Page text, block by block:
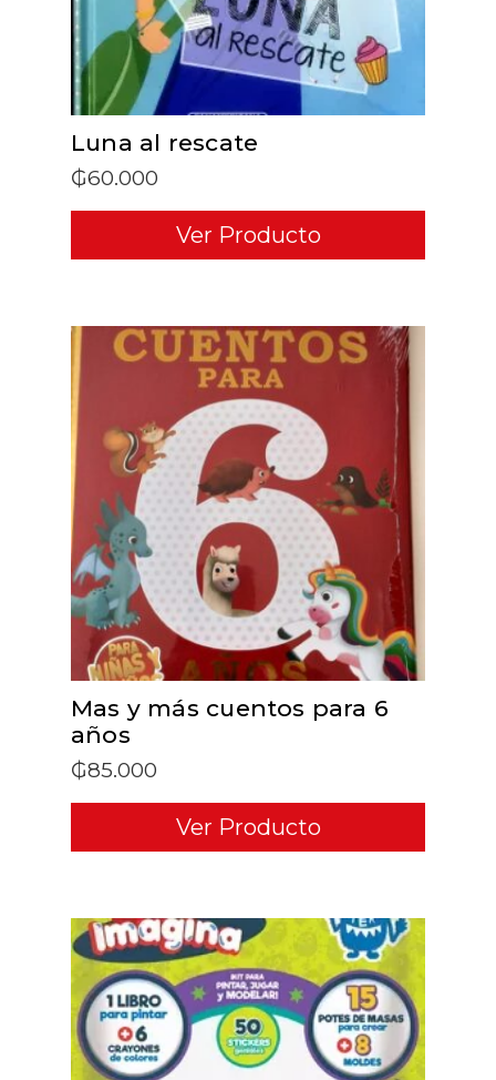
Luna al rescate
₲60.000
Ver Producto
ADD TO CART
Mas y más cuentos para 6
años
₲85.000
Ver Producto